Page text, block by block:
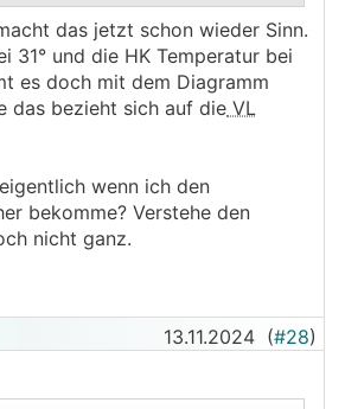
..
das jetzt schon wieder Sinn.
31° und die HK Temperatur bei
es doch mit dem Diagramm
das bezieht sich auf die VL
wenn ich den
bekomme? Verstehe den
nicht ganz.
13.11.2024 (#28)